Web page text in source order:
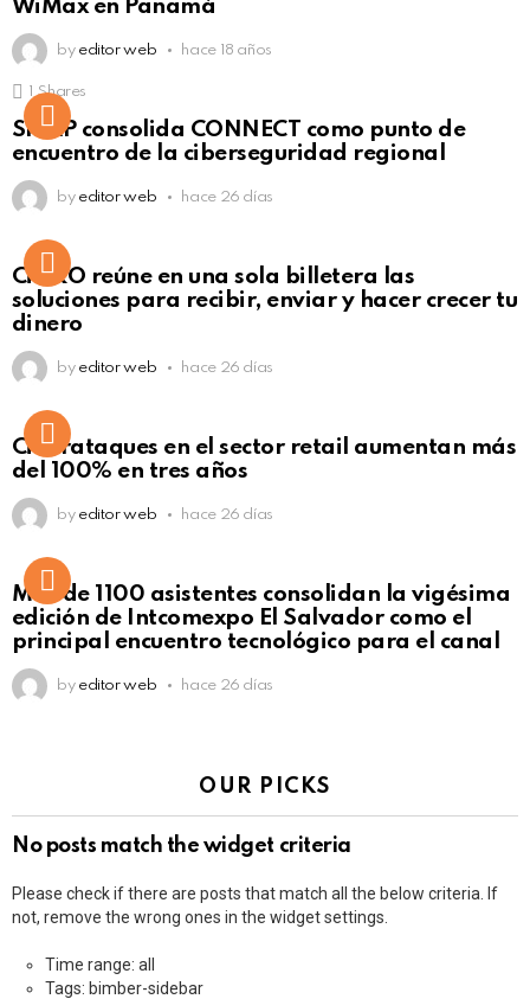
WiMax en Panamá
by editor web hace 18 años
Click to view this post
1 Shares
SISAP consolida CONNECT como punto de
encuentro de la ciberseguridad regional
by editor web hace 26 días
Not Safe For Work
Click to view this post
CiNKO reúne en una sola billetera las
soluciones para recibir, enviar y hacer crecer tu
dinero
by editor web hace 26 días
Ciberataques en el sector retail aumentan más
del 100% en tres años
by editor web hace 26 días
Más de 1100 asistentes consolidan la vigésima
edición de Intcomexpo El Salvador como el
principal encuentro tecnológico para el canal
by editor web hace 26 días
OUR PICKS
No posts match the widget criteria
Please check if there are posts that match all the below criteria. If
not, remove the wrong ones in the widget settings.
Time range: all
Tags: bimber-sidebar